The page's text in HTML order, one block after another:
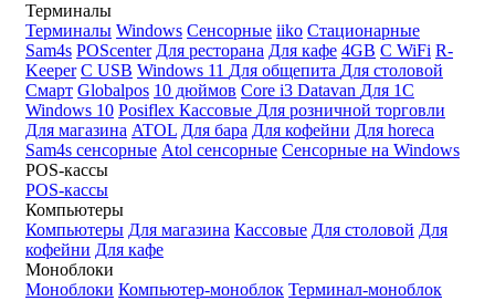
Терминалы
Терминалы Windows Сенсорные iiko Стационарные
Sam4s POScenter Для ресторана Для кафе 4GB С WiFi R-
Keeper С USB Windows 11 Для общепита Для столовой
Смарт Globalpos 10 дюймов Core i3 Datavan Для 1С
Windows 10 Posiflex Кассовые Для розничной торговли
Для магазина ATOL Для бара Для кофейни Для horeca
Sam4s сенсорные Atol сенсорные Сенсорные на Windows
POS-кассы
POS-кассы
Компьютеры
Компьютеры Для магазина Кассовые Для столовой Для
кофейни Для кафе
Моноблоки
Моноблоки Компьютер-моноблок Терминал-моноблок